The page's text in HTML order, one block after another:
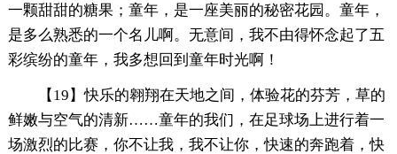
一颗甜甜的糖果；童年，是一座美丽的秘密花园。童年，
是多么熟悉的一个名儿啊。无意间，我不由得怀念起了五
彩缤纷的童年，我多想回到童年时光啊！
【19】快乐的翱翔在天地之间，体验花的芬芳，草的
鲜嫩与空气的清新……童年的我们，在足球场上进行着一
场激烈的比赛，你不让我，我不让你，快速的奔跑着，快